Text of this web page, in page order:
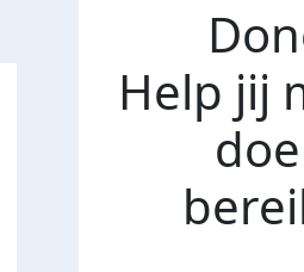
Help jij